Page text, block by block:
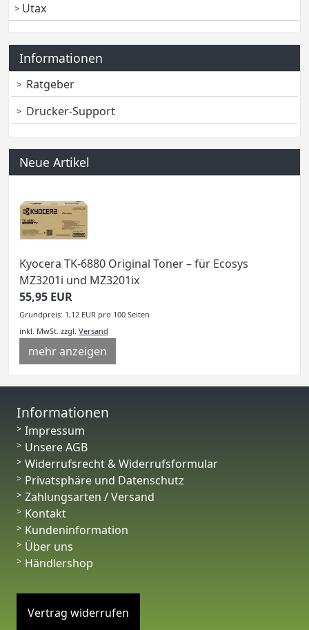
Utax
Informationen
Ratgeber
Drucker-Support
Neue Artikel
Kyocera TK-6880 Original Toner – für Ecosys
MZ3201i und MZ3201ix
55,95 EUR
Grundpreis: 1,12 EUR pro 100 Seiten
inkl. MwSt. zzgl. Versand
mehr anzeigen
Informationen
Impressum
Unsere AGB
Widerrufsrecht & Widerrufsformular
Privatsphäre und Datenschutz
Zahlungsarten / Versand
Kontakt
Kundeninformation
Über uns
Händlershop
Vertrag widerrufen